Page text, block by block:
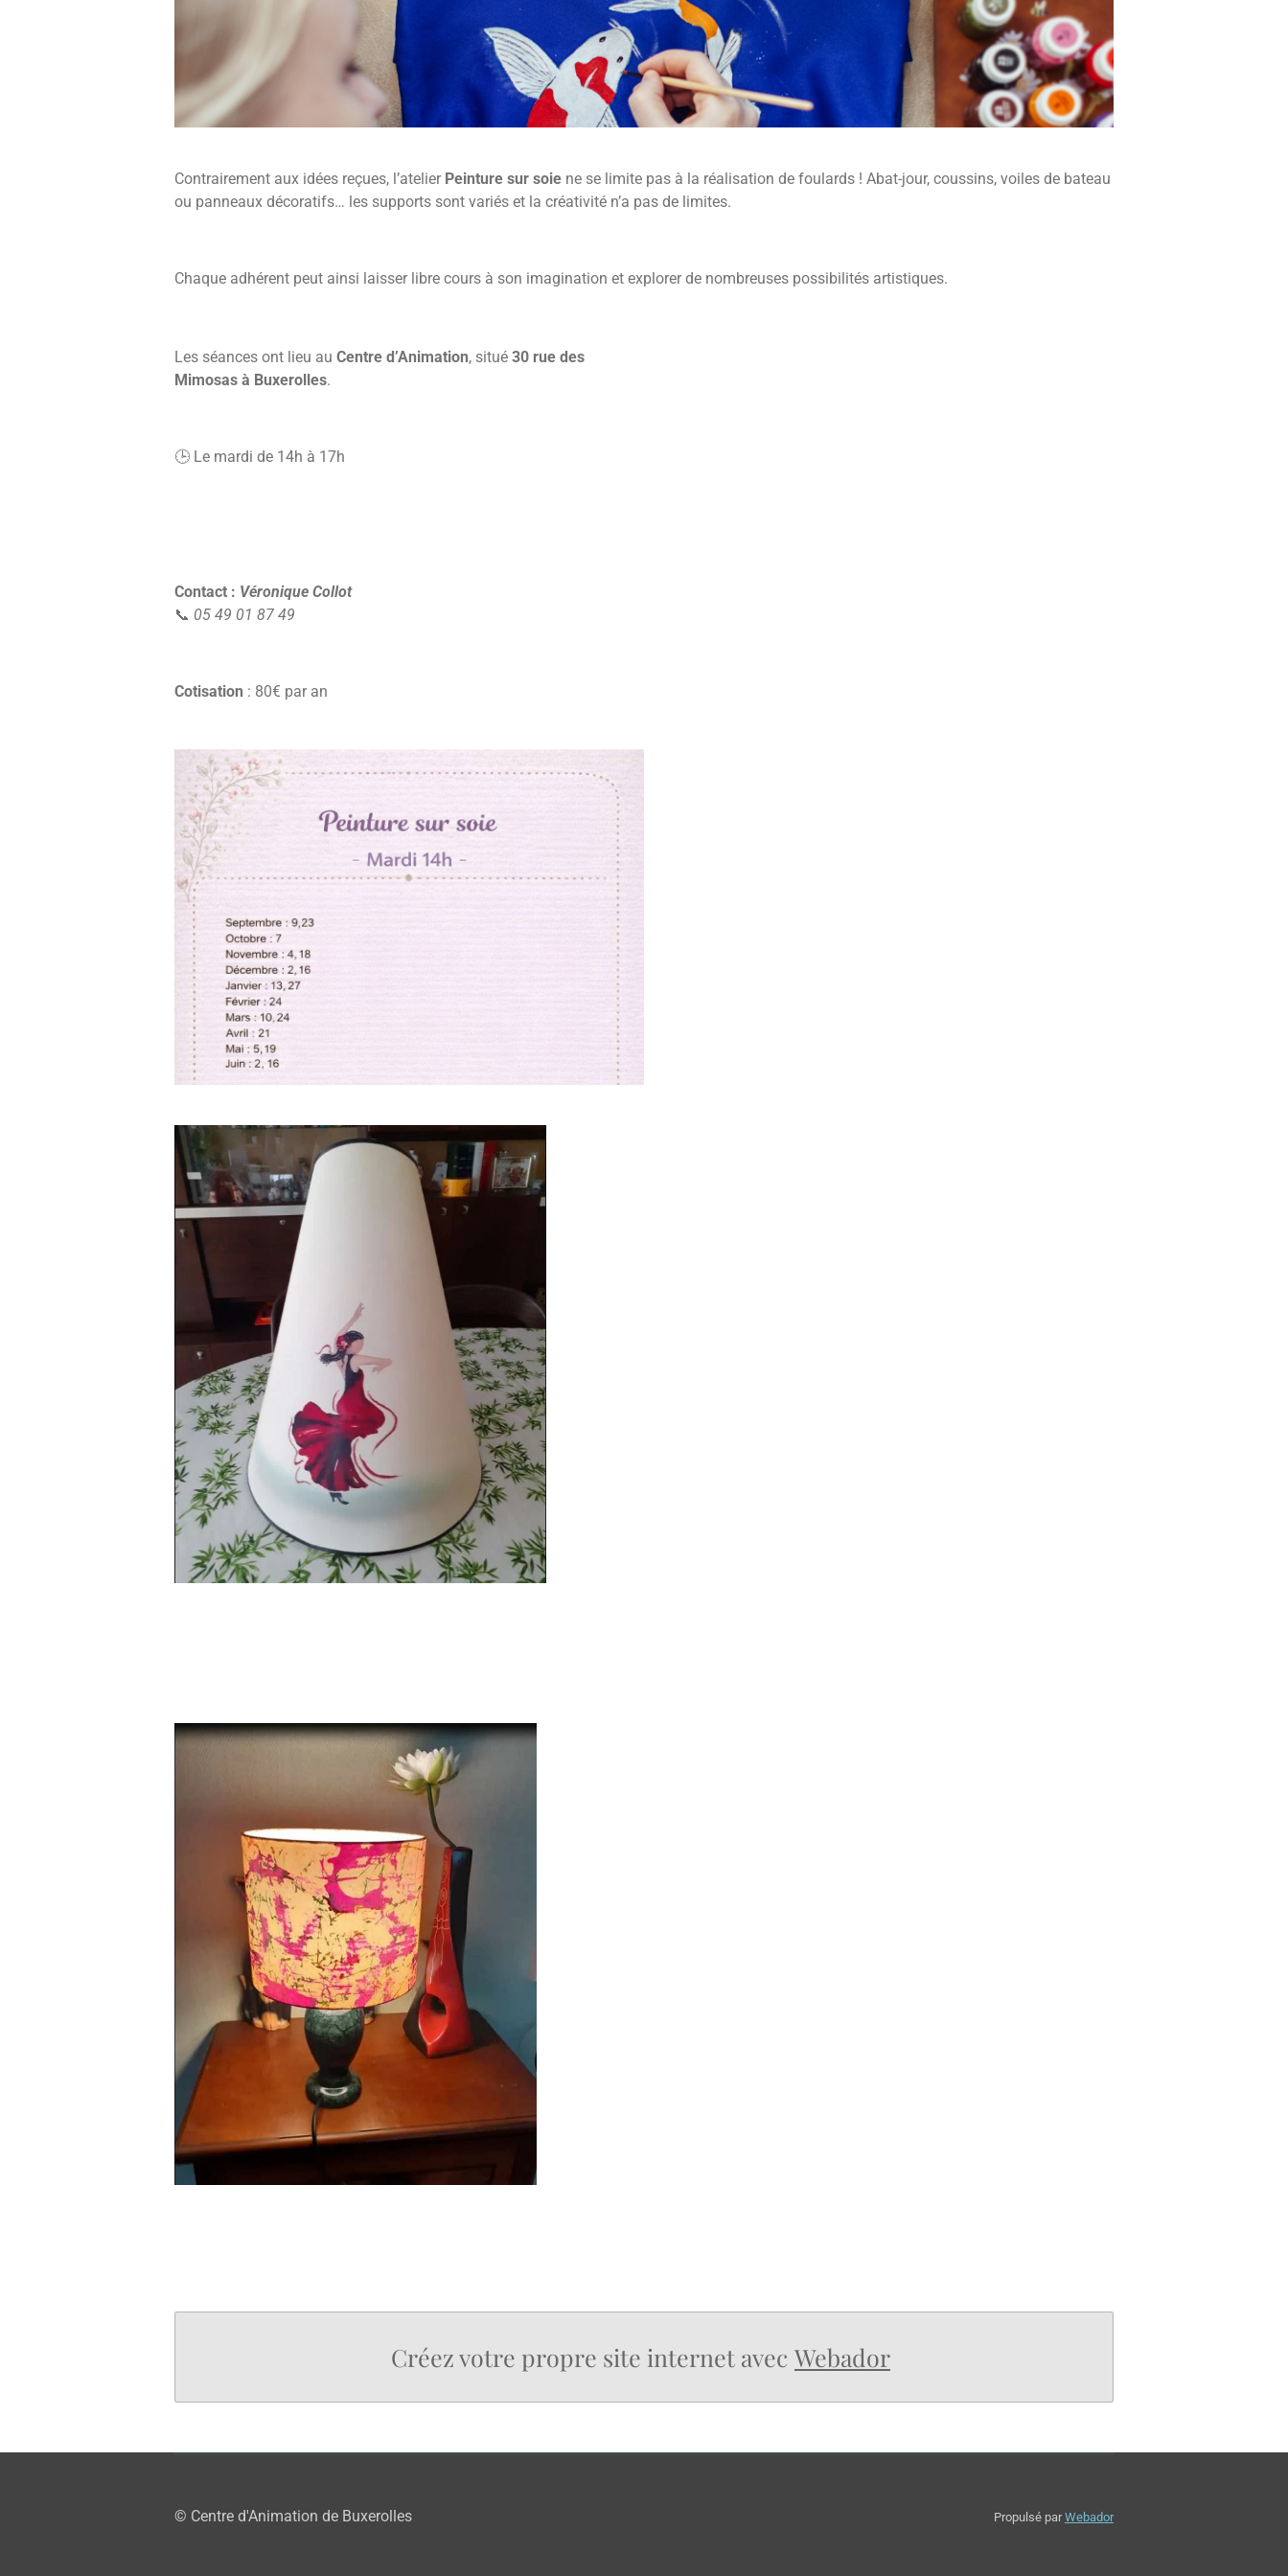
Contrairement aux idées reçues, l’atelier Peinture sur soie ne se limite pas à la réalisation de foulards ! Abat-jour, coussins, voiles de bateau
ou panneaux décoratifs… les supports sont variés et la créativité n’a pas de limites.
Chaque adhérent peut ainsi laisser libre cours à son imagination et explorer de nombreuses possibilités artistiques.
Les séances ont lieu au Centre d’Animation, situé 30 rue des
Mimosas à Buxerolles.
🕒 Le mardi de 14h à 17h
Contact : Véronique Collot
📞 05 49 01 87 49
Cotisation : 80€ par an
Créez votre propre site internet avec Webador
© Centre d'Animation de Buxerolles Propulsé parWebador